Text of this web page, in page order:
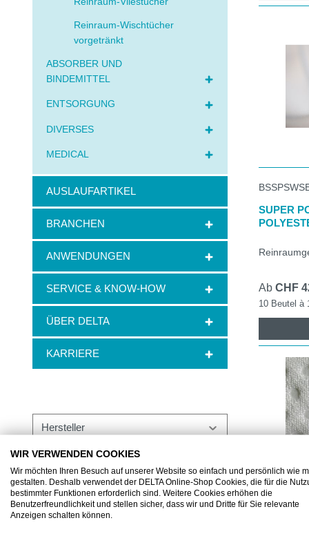
Reinraum-Wischtücher
vorgetränkt
ABSORBER UND
BINDEMITTEL
ENTSORGUNG
DIVERSES
MEDICAL
AUSLAUFARTIKEL
BRANCHEN
ANWENDUNGEN
SERVICE & KNOW-HOW
ÜBER DELTA
KARRIERE
Hersteller
Faltung
SUPER
Ab CHF
10 Beutel à
WIR VERWENDEN COOKIES
Wir möchten Ihren Besuch auf unserer Website so einfach und persönlich wie
gestalten. Deshalb verwendet der DELTA Online-Shop Cookies, die für die
bestimmter Funktionen erforderlich sind. Weitere Cookies erhöhen die
Benutzerfreundlichkeit und stellen sicher, dass wir und Dritte für Sie relevante
Anzeigen schalten können.